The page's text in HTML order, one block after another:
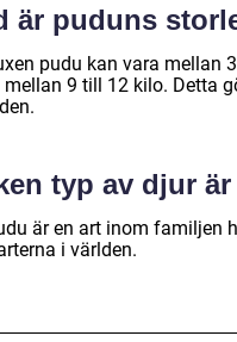
är puduns
pudu kan vara mellan
mellan 9 till 12 kilo. Detta
typ av djur
är en art inom familjen
i världen.